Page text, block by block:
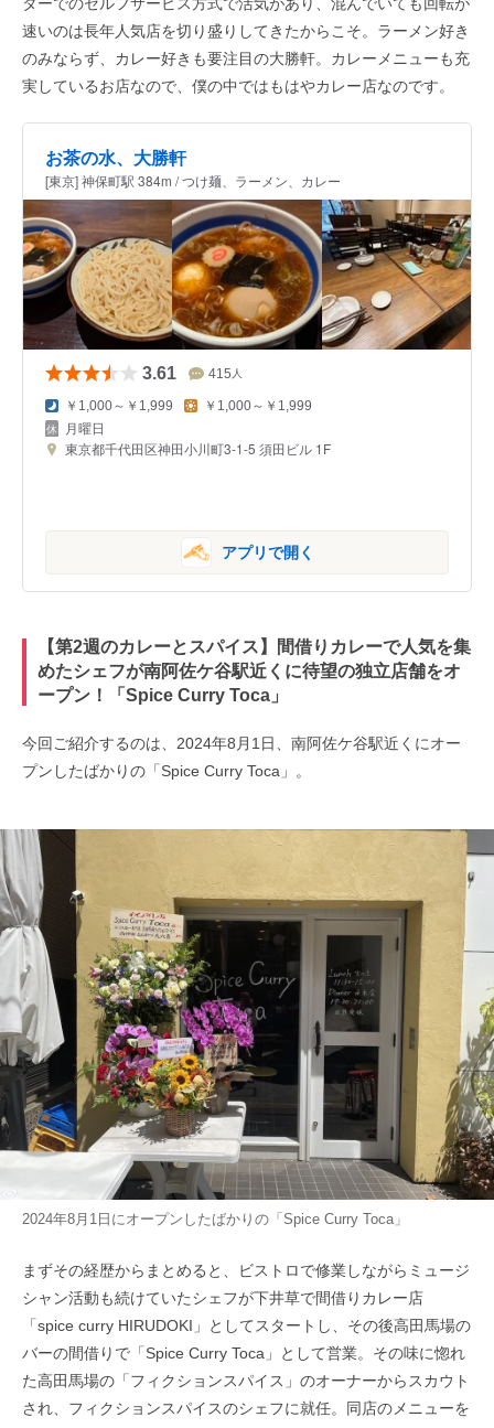
速いのは長年人気店を切り盛りしてきたからこそ。ラーメン好き
のみならず、カレー好きも要注目の大勝軒。カレーメニューも充
実しているお店なので、僕の中ではもはやカレー店なのです。
お茶の水、大勝軒
[東京] 神保町駅 384m / つけ麺、ラーメン、カレー
3.61 415 人
￥1,000～￥1,999 ￥1,000～￥1,999
月曜日
東京都千代田区神田小川町3-1-5 須田ビル 1F
アプリで開く
【第2週のカレーとスパイス】間借りカレーで人気を集
めたシェフが南阿佐ケ谷駅近くに待望の独立店舗をオ
ープン！「Spice Curry Toca」
今回ご紹介するのは、2024年8月1日、南阿佐ケ谷駅近くにオー
プンしたばかりの「Spice Curry Toca」。
2024年8月1日にオープンしたばかりの「Spice Curry Toca」
まずその経歴からまとめると、ビストロで修業しながらミュージ
シャン活動も続けていたシェフが下井草で間借りカレー店
「spice curry HIRUDOKI」としてスタートし、その後高田馬場の
バーの間借りで「Spice Curry Toca」として営業。その味に惚れ
た高田馬場の「フィクションスパイス」のオーナーからスカウト
され、フィクションスパイスのシェフに就任。同店のメニューを